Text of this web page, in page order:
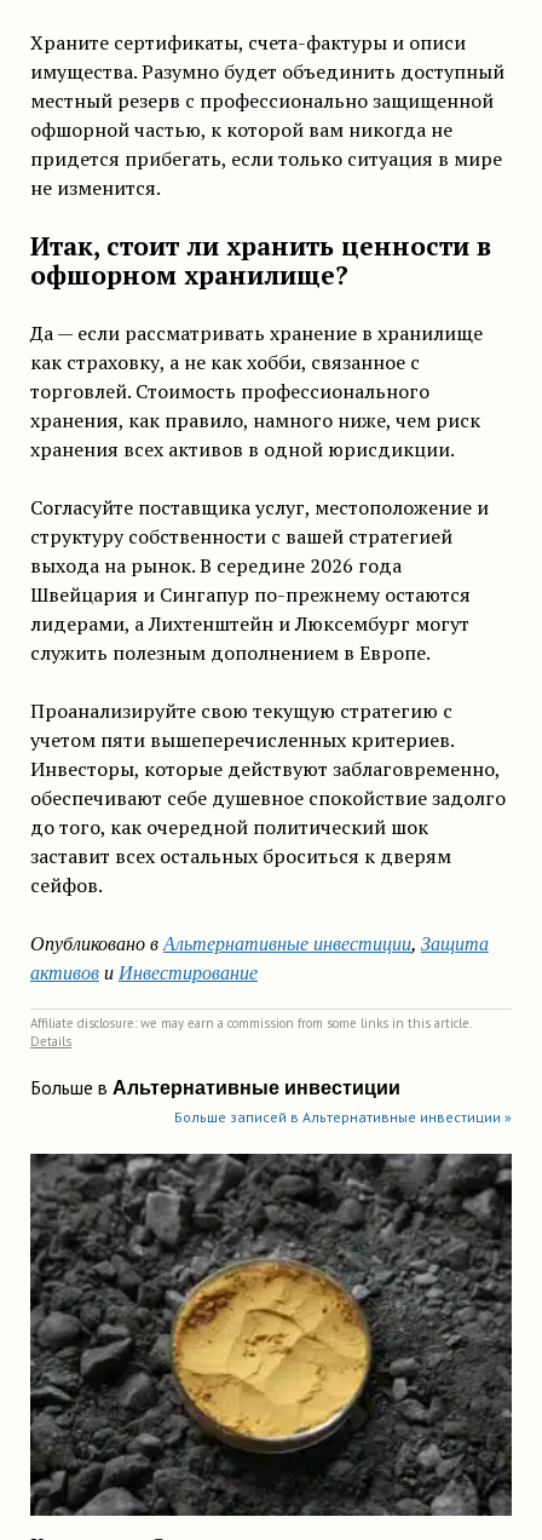
Храните сертификаты, счета-фактуры и описи
имущества. Разумно будет объединить доступный
местный резерв с профессионально защищенной
офшорной частью, к которой вам никогда не
придется прибегать, если только ситуация в мире
не изменится.
Итак, стоит ли хранить ценности в
офшорном хранилище?
Да — если рассматривать хранение в хранилище
как страховку, а не как хобби, связанное с
торговлей. Стоимость профессионального
хранения, как правило, намного ниже, чем риск
хранения всех активов в одной юрисдикции.
Согласуйте поставщика услуг, местоположение и
структуру собственности с вашей стратегией
выхода на рынок. В середине 2026 года
Швейцария и Сингапур по-прежнему остаются
лидерами, а Лихтенштейн и Люксембург могут
служить полезным дополнением в Европе.
Проанализируйте свою текущую стратегию с
учетом пяти вышеперечисленных критериев.
Инвесторы, которые действуют заблаговременно,
обеспечивают себе душевное спокойствие задолго
до того, как очередной политический шок
заставит всех остальных броситься к дверям
сейфов.
Опубликовано вАльтернативные инвестиции, Защита
активовиИнвестирование
Affiliate disclosure: we may earn a commission from some links in this article.
Details
Больше в Альтернативные инвестиции
Больше записей в Альтернативные инвестиции »